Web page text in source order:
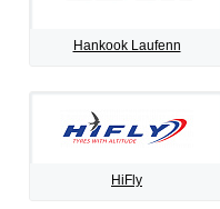
Hankook Laufenn
HiFly